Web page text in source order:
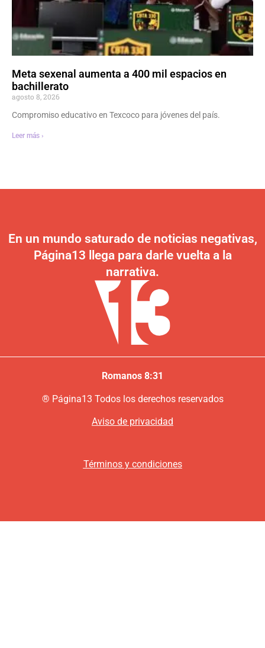
Meta sexenal aumenta a 400 mil espacios en
bachillerato
agosto 8, 2026
Compromiso educativo en Texcoco para jóvenes del país.
Leer más ›
En un mundo saturado de noticias negativas,
Página13 llega para darle vuelta a la
narrativa.
Romanos 8:31
® Página13 Todos los derechos reservados
Aviso de privacidad
Términos y condiciones